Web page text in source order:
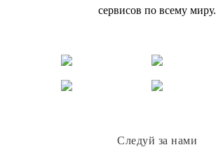
сервисов по всему миру.
Следуй за нами